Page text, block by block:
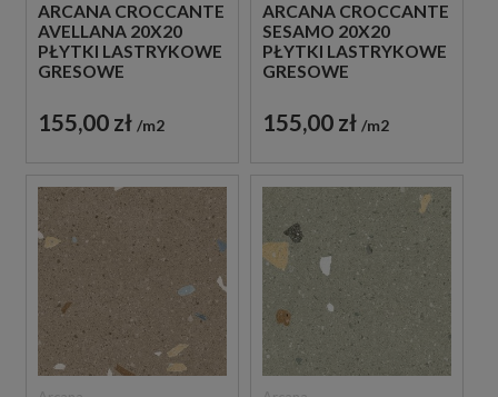
ARCANA CROCCANTE
AVELLANA 20X20
PŁYTKI LASTRYKOWE
GRESOWE
155,00 zł m2
ARCANA CROCCANTE
SESAMO 20X20
PŁYTKI LASTRYKOWE
GRESOWE
155,00 zł m2